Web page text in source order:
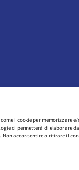
i cookie per memorizzare e/
ci permetterà di elaborare
acconsentire o ritirare il